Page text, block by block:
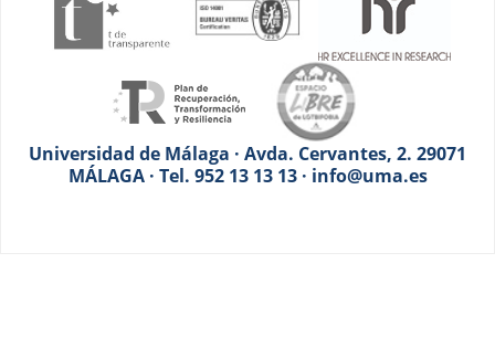
Universidad de Málaga · Avda. Cervantes, 2. 29071
MÁLAGA · Tel. 952 13 13 13 · info@uma.es